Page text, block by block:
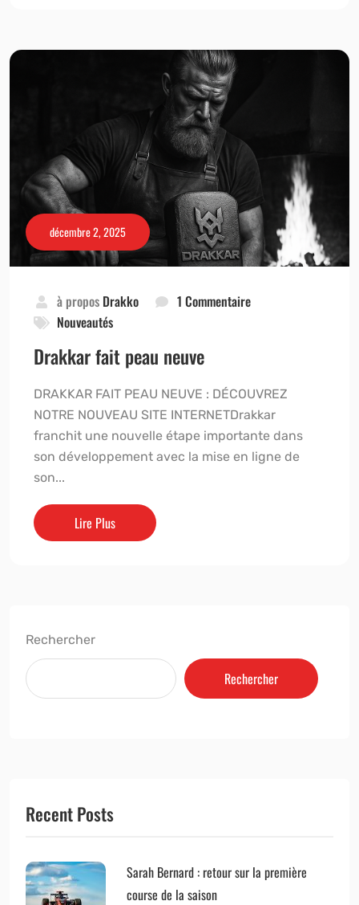
décembre 2, 2025
à propos Drakko
1 Commentaire
Nouveautés
Drakkar fait peau neuve
DRAKKAR FAIT PEAU NEUVE : DÉCOUVREZ
NOTRE NOUVEAU SITE INTERNETDrakkar
franchit une nouvelle étape importante dans
son développement avec la mise en ligne de
son...
Lire Plus
Rechercher
Rechercher
Recent Posts
Sarah Bernard : retour sur la première
course de la saison